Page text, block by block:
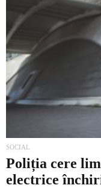
SOCIAL
Poliția cere
electrice